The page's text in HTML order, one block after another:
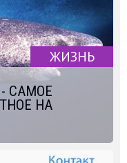
ЖИЗНЬ
САМОЕ
НА